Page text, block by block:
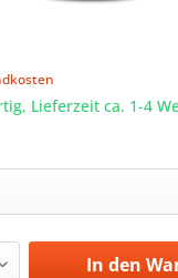
Lieferzeit ca. 1-4
In den